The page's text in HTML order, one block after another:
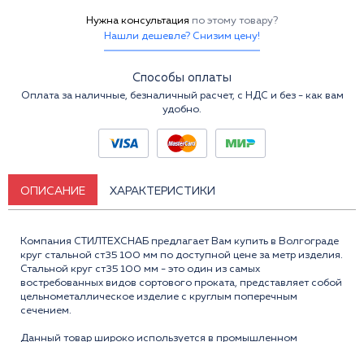
Нужна консультация по этому товару?
Нашли дешевле? Снизим цену!
Способы оплаты
Оплата за наличные, безналичный расчет, с НДС и без - как вам
удобно.
ОПИСАНИЕ ХАРАКТЕРИСТИКИ
Компания СТИЛТЕХСНАБ предлагает Вам купить в Волгограде
круг стальной ст35 100 мм по доступной цене за метр изделия.
Стальной круг ст35 100 мм - это один из самых
востребованных видов сортового проката, представляет собой
цельнометаллическое изделие с круглым поперечным
сечением.
Данный товар широко используется в промышленном